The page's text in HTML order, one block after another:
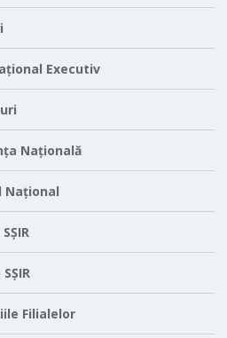
Executiv
Națională
Național
Filialelor